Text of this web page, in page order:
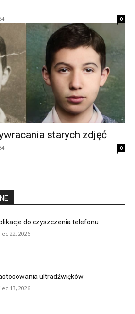
0
starych zdjęć
0
do czyszczenia telefonu
22, 2026
ultradźwięków
13, 2026